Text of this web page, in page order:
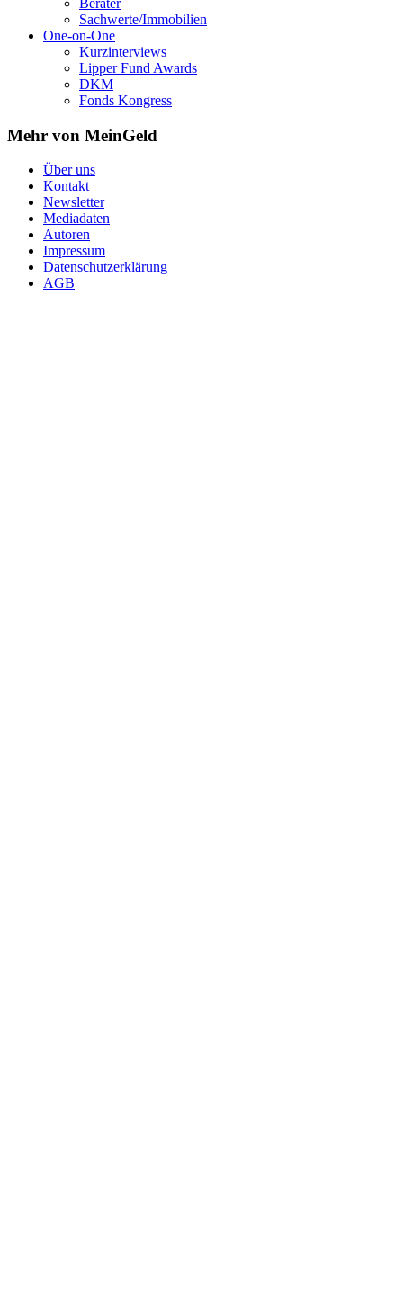
Berater
Sachwerte/Immobilien
One-on-One
Kurzinterviews
Lipper Fund Awards
DKM
Fonds Kongress
Mehr von MeinGeld
Über uns
Kontakt
Newsletter
Mediadaten
Autoren
Impressum
Datenschutzerklärung
AGB